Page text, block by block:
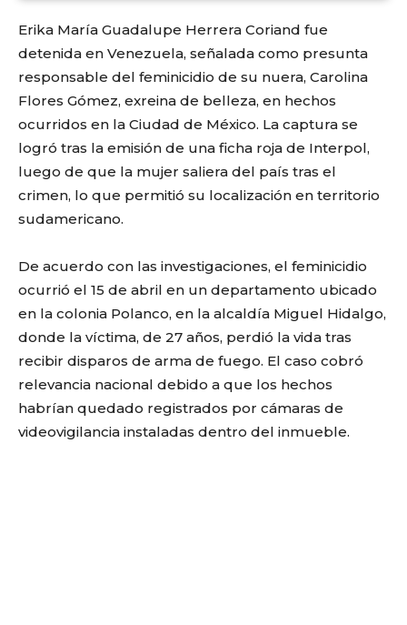
Erika María Guadalupe Herrera Coriand fue
detenida en Venezuela, señalada como presunta
responsable del feminicidio de su nuera, Carolina
Flores Gómez, exreina de belleza, en hechos
ocurridos en la Ciudad de México. La captura se
logró tras la emisión de una ficha roja de Interpol,
luego de que la mujer saliera del país tras el
crimen, lo que permitió su localización en territorio
sudamericano.
De acuerdo con las investigaciones, el feminicidio
ocurrió el 15 de abril en un departamento ubicado
en la colonia Polanco, en la alcaldía Miguel Hidalgo,
donde la víctima, de 27 años, perdió la vida tras
recibir disparos de arma de fuego. El caso cobró
relevancia nacional debido a que los hechos
habrían quedado registrados por cámaras de
videovigilancia instaladas dentro del inmueble.